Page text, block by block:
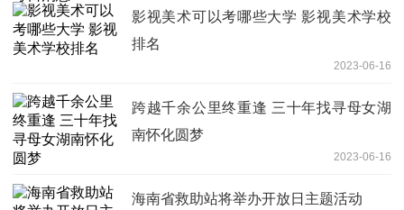
影视美术可以考哪些大学 影视美术学校
排名
2023-06-16
跨越千余公里终重逢 三十年找寻母女湖
南怀化圆梦
2023-06-16
海南省救助站将举办开放日主题活动